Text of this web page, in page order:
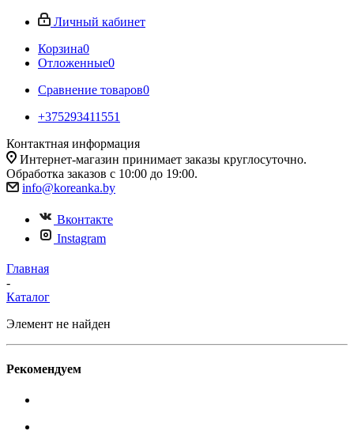
Личный кабинет
Корзина0
Отложенные0
Сравнение товаров0
+375293411551
Контактная информация
Интернет-магазин принимает заказы круглосуточно.
Обработка заказов с 10:00 до 19:00.
info@koreanka.by
Вконтакте
Instagram
Главная
-
Каталог
Элемент не найден
Рекомендуем